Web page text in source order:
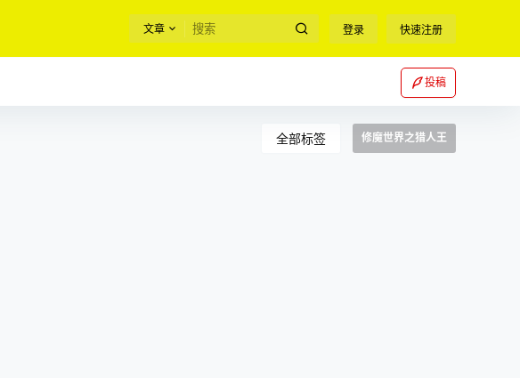
文章 登录 快速注册
投稿
全部标签 修魔世界之猎人王